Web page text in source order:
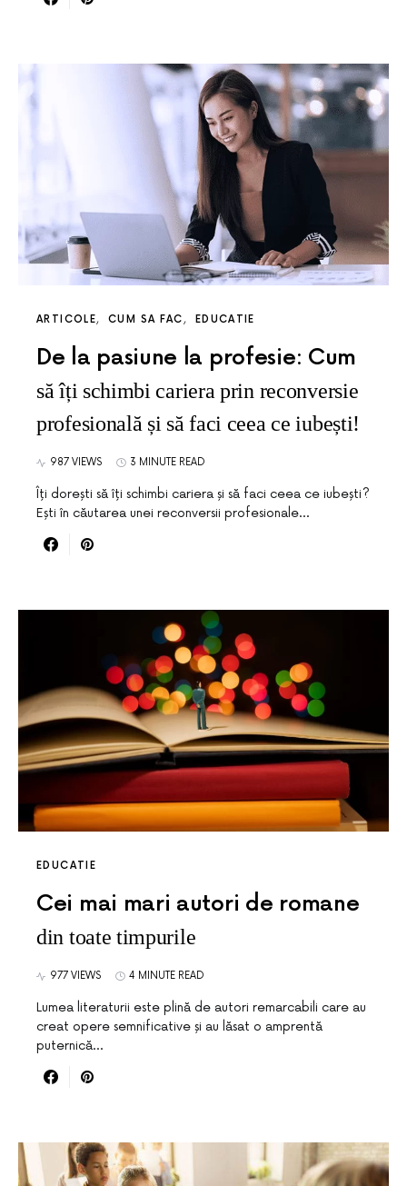
ARTICOLE CUM SA FAC EDUCATIE
De la pasiune la profesie: Cum
să îți schimbi cariera prin reconversie
profesională și să faci ceea ce iubești!
987 VIEWS 3 MINUTE READ
Îți dorești să îți schimbi cariera și să faci ceea ce iubești?
Ești în căutarea unei reconversii profesionale…
EDUCATIE
Cei mai mari autori de romane
din toate timpurile
977 VIEWS 4 MINUTE READ
Lumea literaturii este plină de autori remarcabili care au
creat opere semnificative și au lăsat o amprentă
puternică…